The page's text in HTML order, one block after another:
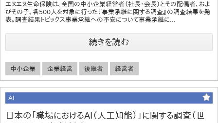
エヌエヌ生命保険は、全国の中小企業経営者（社長・会長）とその配偶者、およ
びその子、各500人を対象に行った『事業承継に関する調査』の調査結果を発
表。調査結果トピックス事業承継への不安について事業承継に...
続きを読む
中小企業 企業経営 後継者 経営者
AI
日本の「職場におけるAI（人工知能）」に関する調査（世